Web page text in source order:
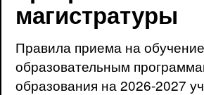
магистратуры
Правила приема на
образовательным
образования на 2026-2027